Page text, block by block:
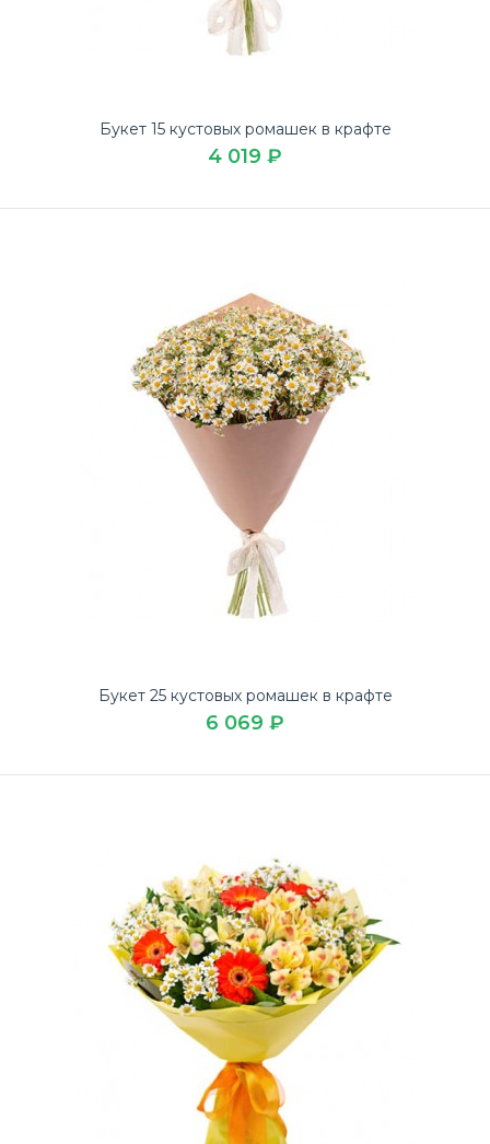
4 019 ₽
Купите славный Букет 15 кустовых ромашек в крафте
выгодно на Татьянин день в доставке цветов
ЛЮБИМЫЕ..
Букет 25 кустовых ромашек в крафте
6 069 ₽
Купите великолепный Букет 25 кустовых ромашек в
Букет 15 кустовых ромашек в крафте
4 019 ₽
Букет 25 кустовых ромашек в крафте
6 069 ₽